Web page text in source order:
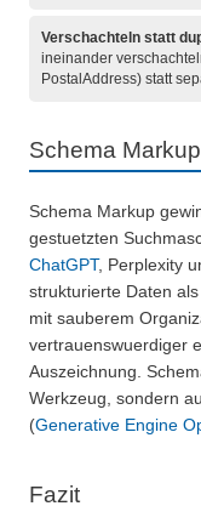
Verschachteln statt
ineinander
PostalAddress) statt
Schema
Schema Markup
gestuetzten
ChatGPT, Perplexity
strukturierte Daten
mit sauberem
vertrauenswuerdiger
Auszeichnung.
Werkzeug, sondern
(Generative Engine
Fazit